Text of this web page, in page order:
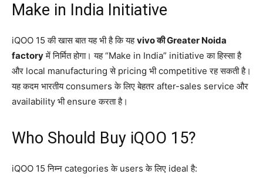
Make in India Initiative
iQOO 15 की खास बात यह भी है कि यहvivo की Greater Noida
factoryमें निर्मित होगा। यह “Make in India” initiative का हिस्सा है
और local manufacturing से pricing भी competitive रह सकती है।
यह कदम भारतीय consumers के लिए बेहतर after-sales service और
availability भी ensure करता है।
Who Should Buy iQOO 15?
iQOO 15 निम्न categories के users के लिए ideal है: